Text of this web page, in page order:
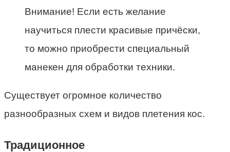
Внимание! Если есть желание
научиться плести красивые причёски,
то можно приобрести специальный
манекен для обработки техники.
Существует огромное количество
разнообразных схем и видов плетения кос.
Традиционное